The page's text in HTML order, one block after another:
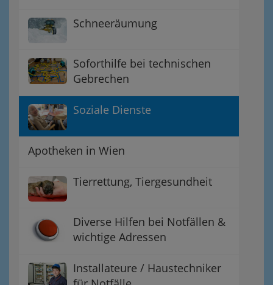
Schneeräumung
Soforthilfe bei technischen
Gebrechen
Soziale Dienste
Apotheken in Wien
Tierrettung, Tiergesundheit
Diverse Hilfen bei Notfällen &
wichtige Adressen
Installateure / Haustechniker